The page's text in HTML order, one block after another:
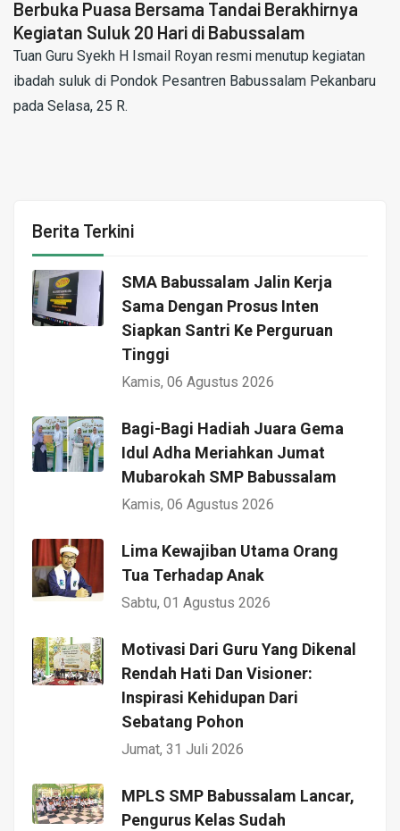
Berbuka Puasa Bersama Tandai Berakhirnya
Kegiatan Suluk 20 Hari di Babussalam
Tuan Guru Syekh H Ismail Royan resmi menutup kegiatan
ibadah suluk di Pondok Pesantren Babussalam Pekanbaru
pada Selasa, 25 R.
Berita Terkini
SMA Babussalam Jalin Kerja
Sama Dengan Prosus Inten
Siapkan Santri Ke Perguruan
Tinggi
Kamis, 06 Agustus 2026
Bagi-Bagi Hadiah Juara Gema
Idul Adha Meriahkan Jumat
Mubarokah SMP Babussalam
Kamis, 06 Agustus 2026
Lima Kewajiban Utama Orang
Tua Terhadap Anak
Sabtu, 01 Agustus 2026
Motivasi Dari Guru Yang Dikenal
Rendah Hati Dan Visioner:
Inspirasi Kehidupan Dari
Sebatang Pohon
Jumat, 31 Juli 2026
MPLS SMP Babussalam Lancar,
Pengurus Kelas Sudah